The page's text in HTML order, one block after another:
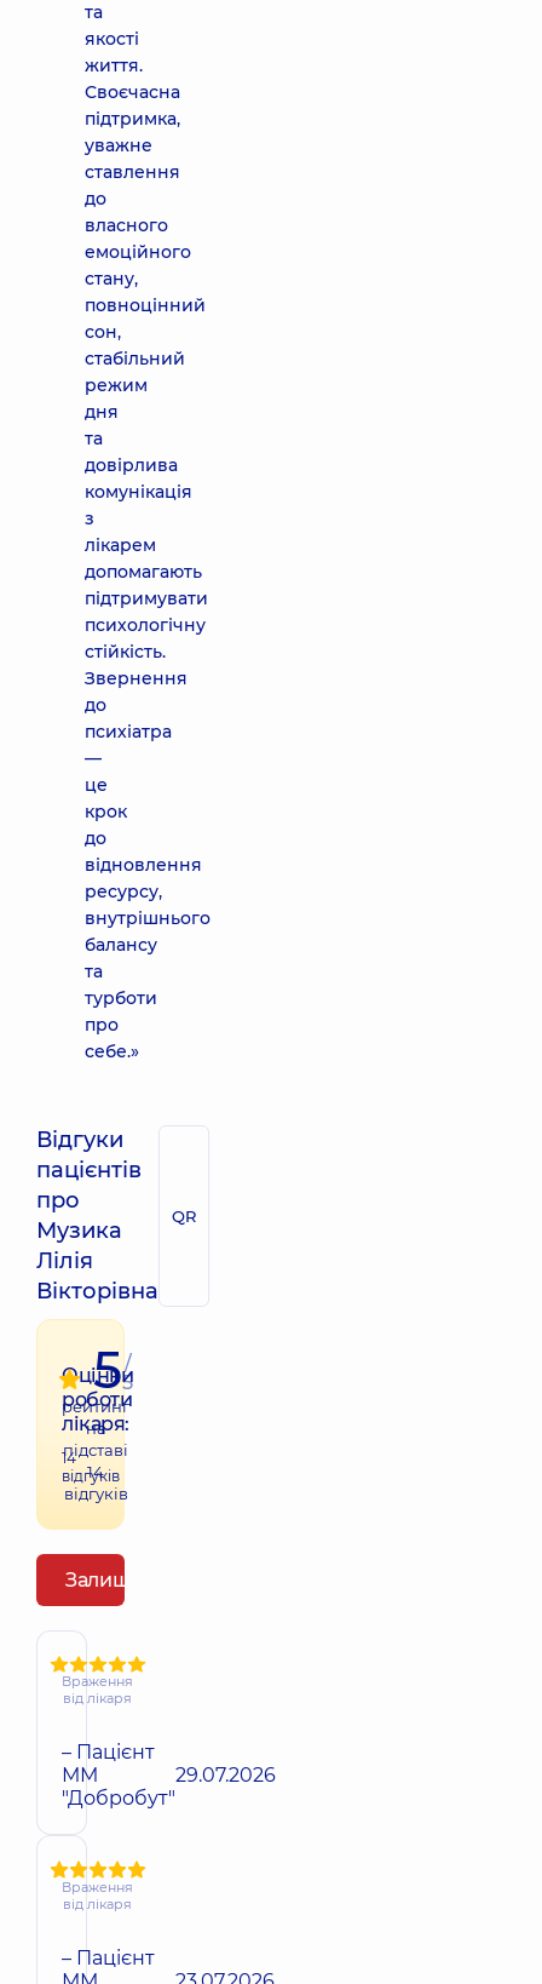
та
якості
життя.
Своєчасна
підтримка,
уважне
ставлення
до
власного
емоційного
стану,
повноцінний
сон,
стабільний
режим
дня
та
довірлива
комунікація
з
лікарем
допомагають
підтримувати
психологічну
стійкість.
Звернення
до
психіатра
—
це
крок
до
відновлення
ресурсу,
внутрішнього
балансу
та
турботи
про
себе.»
Відгуки
пацієнтів
про
Музика
Лілія
Вікторівна
QR
Оцінки
роботи
лікаря:
14
відгуків
5/
5
рейтинг
на
підставі
14
відгуків
Залишити відгук
Враження
від лікаря
– Пацієнт
ММ
"Добробут"
29.07.2026
Враження
від лікаря
– Пацієнт